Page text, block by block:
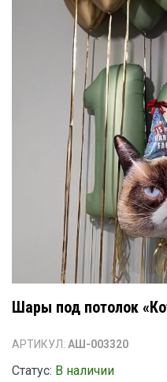
Шары под потолок
АРТИКУЛ: АШ-003320
Статус: В наличии